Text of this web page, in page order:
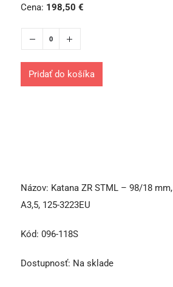
Cena: 198,50 €
Pridať do košíka
Názov: Katana ZR STML – 98/18 mm,
A3,5, 125-3223EU
Kód: 096-118S
Dostupnosť: Na sklade